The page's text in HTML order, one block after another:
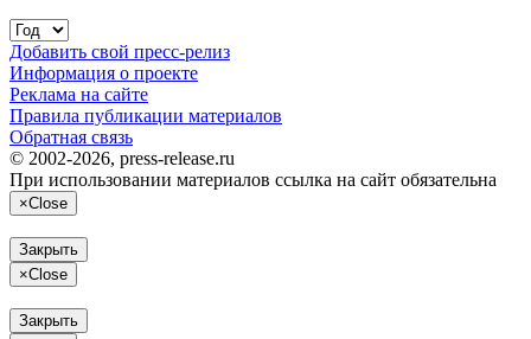
Добавить свой пресс-релиз
Информация о проекте
Реклама на сайте
Правила публикации материалов
Обратная связь
© 2002-2026, press-release.ru
При использовании материалов ссылка на сайт обязательна
×Close
Закрыть
×Close
Закрыть